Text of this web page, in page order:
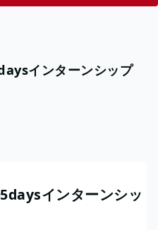
インターンシップ
インターンシッ